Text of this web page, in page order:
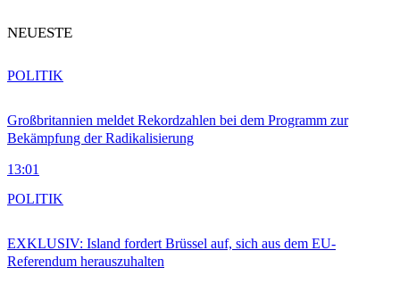
NEUESTE
Großbritannien meldet Rekordzahlen bei dem Programm zur
Bekämpfung der Radikalisierung
13:01
POLITIK
EXKLUSIV: Island fordert Brüssel auf, sich aus dem EU-
Referendum herauszuhalten
POLITIK